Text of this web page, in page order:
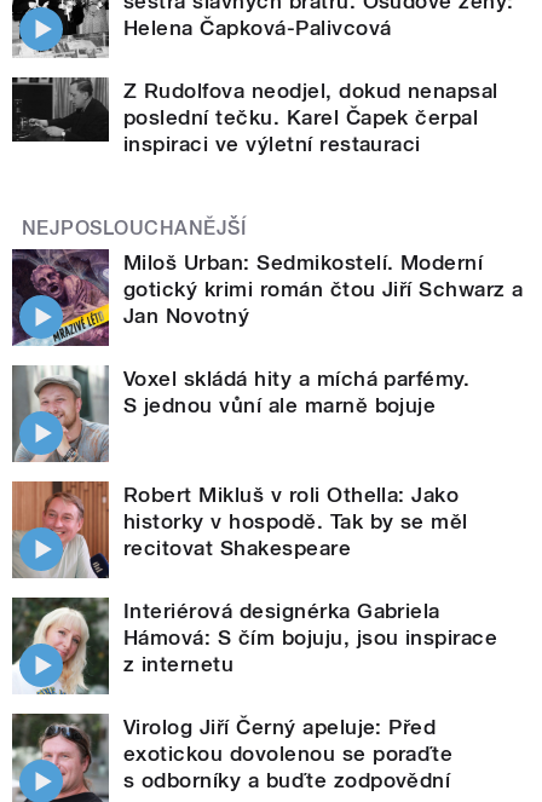
Helena Čapková-Palivcová
Z Rudolfova neodjel, dokud nenapsal
poslední tečku. Karel Čapek čerpal
inspiraci ve výletní restauraci
NEJPOSLOUCHANĚJŠÍ
Miloš Urban: Sedmikostelí. Moderní
gotický krimi román čtou Jiří Schwarz a
Jan Novotný
Voxel skládá hity a míchá parfémy.
S jednou vůní ale marně bojuje
Robert Mikluš v roli Othella: Jako
historky v hospodě. Tak by se měl
recitovat Shakespeare
Interiérová designérka Gabriela
Hámová: S čím bojuju, jsou inspirace
z internetu
Virolog Jiří Černý apeluje: Před
exotickou dovolenou se poraďte
s odborníky a buďte zodpovědní